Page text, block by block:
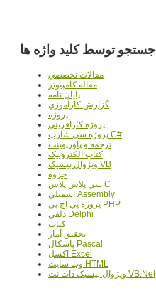
جستجو توسط کلید واژه ها
مقالات تخصصي
مقاله کامپیوتر
پایان نامه
گزارش کارآموزي
پروژه
پروژه کارآفريني
پروژه سي شارپ C#
ترجمه و پاورپوينت
کتاب الکترونيک
ويژوال بيسيک VB
جزوه
سي پلاس پلاس C++
اسمبلي Assembly
پروژه پي اچ پي PHP
دلفي Delphi
کتاب
تحقيق آمار
پاسکال Pascal
اکسل Excel
وب سايت HTML
ويژوال بيسيک دات نت VB.Net